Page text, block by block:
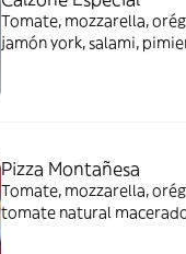
Tomate, mozzarella,
jamón york, salami,
Pizza Montañesa
Tomate, mozzarella,
tomate natural